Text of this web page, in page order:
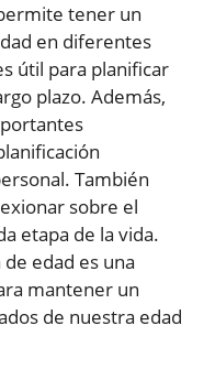
tener un
en diferentes
útil para planificar
plazo. Además,
También
sobre el
etapa de la vida.
edad es una
mantener un
de nuestra edad